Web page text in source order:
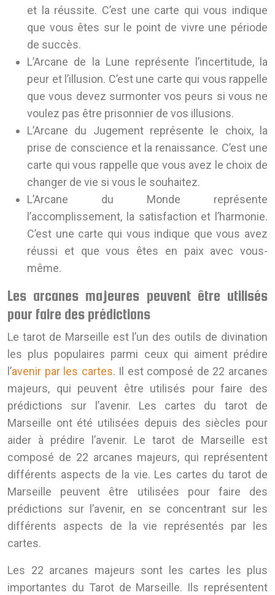
et la réussite. C’est une carte qui vous indique
que vous êtes sur le point de vivre une période
de succès.
L’Arcane de la Lune représente l’incertitude, la
peur et l’illusion. C’est une carte qui vous rappelle
que vous devez surmonter vos peurs si vous ne
voulez pas être prisonnier de vos illusions.
L’Arcane du Jugement représente le choix, la
prise de conscience et la renaissance. C’est une
carte qui vous rappelle que vous avez le choix de
changer de vie si vous le souhaitez.
L’Arcane du Monde représente
l’accomplissement, la satisfaction et l’harmonie.
C’est une carte qui vous indique que vous avez
réussi et que vous êtes en paix avec vous-
même.
Les arcanes majeures peuvent être utilisés
pour faire des prédictions
Le tarot de Marseille est l’un des outils de divination
les plus populaires parmi ceux qui aiment prédire
l’avenir par les cartes. Il est composé de 22 arcanes
majeurs, qui peuvent être utilisés pour faire des
prédictions sur l’avenir. Les cartes du tarot de
Marseille ont été utilisées depuis des siècles pour
aider à prédire l’avenir. Le tarot de Marseille est
composé de 22 arcanes majeurs, qui représentent
différents aspects de la vie. Les cartes du tarot de
Marseille peuvent être utilisées pour faire des
prédictions sur l’avenir, en se concentrant sur les
différents aspects de la vie représentés par les
cartes.
Les 22 arcanes majeurs sont les cartes les plus
importantes du Tarot de Marseille. Ils représentent